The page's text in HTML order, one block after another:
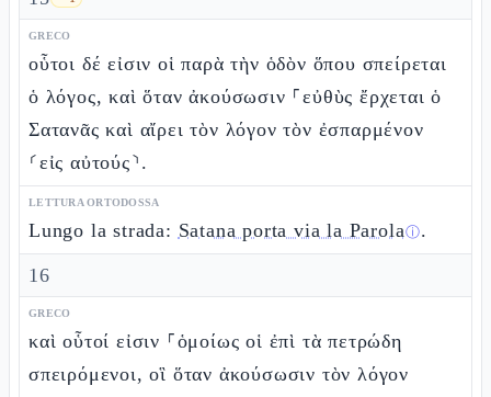
GRECO
οὗτοι δέ εἰσιν οἱ παρὰ τὴν ὁδὸν ὅπου σπείρεται
ὁ λόγος, καὶ ὅταν ἀκούσωσιν ⸀εὐθὺς ἔρχεται ὁ
Σατανᾶς καὶ αἴρει τὸν λόγον τὸν ἐσπαρμένον
⸂εἰς αὐτούς⸃.
LETTURA ORTODOSSA
Lungo la strada: Satana porta via la Parolaⓘ.
16
GRECO
καὶ οὗτοί εἰσιν ⸀ὁμοίως οἱ ἐπὶ τὰ πετρώδη
σπειρόμενοι, οἳ ὅταν ἀκούσωσιν τὸν λόγον